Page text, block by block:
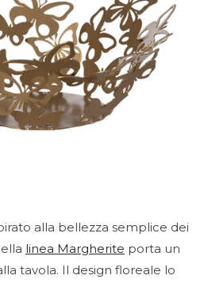
alla bellezza semplice dei
linea Margherite porta un
tavola. Il design floreale lo